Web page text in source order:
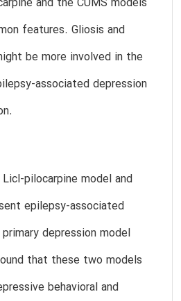
features. Gliosis and
be more involved in the
associated depression
pilocarpine model and
epilepsy-associated
depression model
that these two models
behavioral and